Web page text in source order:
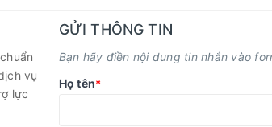
vụ
lực
GỬI THÔNG TIN
Bạn hãy điền nội dung tin nhắn vào
Họ tên*